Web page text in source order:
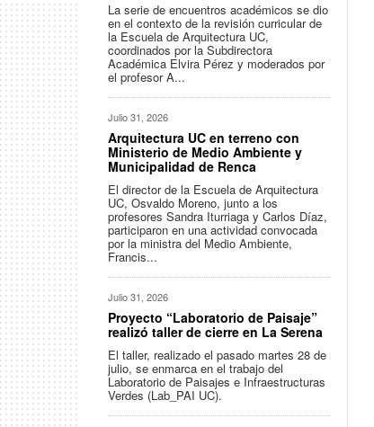
La serie de encuentros académicos se dio
en el contexto de la revisión curricular de
la Escuela de Arquitectura UC,
coordinados por la Subdirectora
Académica Elvira Pérez y moderados por
el profesor A...
Julio 31, 2026
Arquitectura UC en terreno con
Ministerio de Medio Ambiente y
Municipalidad de Renca
El director de la Escuela de Arquitectura
UC, Osvaldo Moreno, junto a los
profesores Sandra Iturriaga y Carlos Díaz,
participaron en una actividad convocada
por la ministra del Medio Ambiente,
Francis...
Julio 31, 2026
Proyecto “Laboratorio de Paisaje”
realizó taller de cierre en La Serena
El taller, realizado el pasado martes 28 de
julio, se enmarca en el trabajo del
Laboratorio de Paisajes e Infraestructuras
Verdes (Lab_PAI UC).